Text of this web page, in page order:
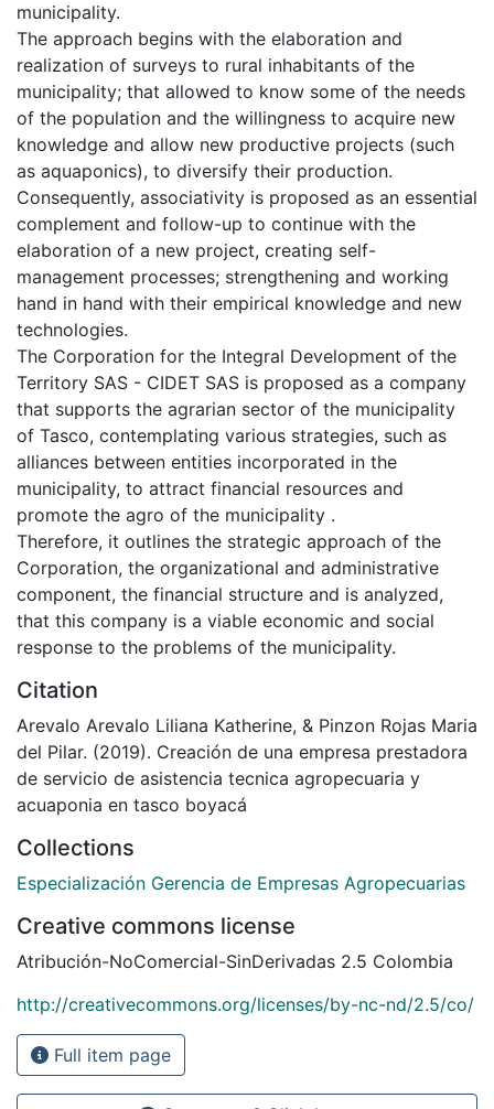
municipality.
The approach begins with the elaboration and
realization of surveys to rural inhabitants of the
municipality; that allowed to know some of the needs
of the population and the willingness to acquire new
knowledge and allow new productive projects (such
as aquaponics), to diversify their production.
Consequently, associativity is proposed as an essential
complement and follow-up to continue with the
elaboration of a new project, creating self-
management processes; strengthening and working
hand in hand with their empirical knowledge and new
technologies.
The Corporation for the Integral Development of the
Territory SAS - CIDET SAS is proposed as a company
that supports the agrarian sector of the municipality
of Tasco, contemplating various strategies, such as
alliances between entities incorporated in the
municipality, to attract financial resources and
promote the agro of the municipality .
Therefore, it outlines the strategic approach of the
Corporation, the organizational and administrative
component, the financial structure and is analyzed,
that this company is a viable economic and social
response to the problems of the municipality.
Citation
Arevalo Arevalo Liliana Katherine, & Pinzon Rojas Maria
del Pilar. (2019). Creación de una empresa prestadora
de servicio de asistencia tecnica agropecuaria y
acuaponia en tasco boyacá
Collections
Especialización Gerencia de Empresas Agropecuarias
Creative commons license
Atribución-NoComercial-SinDerivadas 2.5 Colombia
http://creativecommons.org/licenses/by-nc-nd/2.5/co/
Full item page